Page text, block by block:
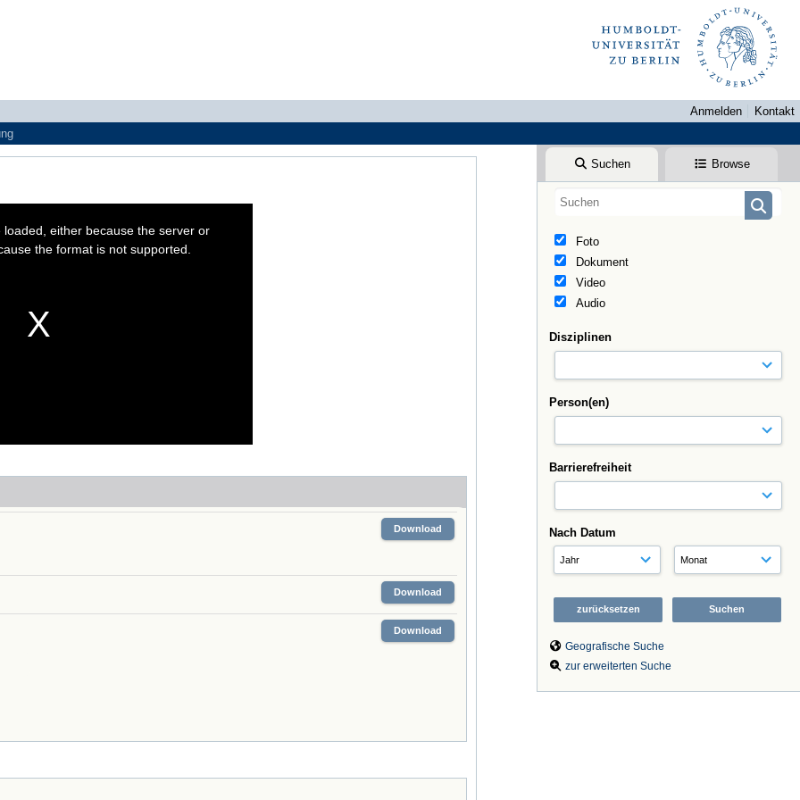
Anmelden
Kontakt
Suchen Browse
Foto
Dokument
Video
Audio
Disziplinen
Person(en)
Barrierefreiheit
Nach Datum
Geografische Suche
zur erweiterten Suche
either because the server or
the format is not supported.
Download
Download
Download